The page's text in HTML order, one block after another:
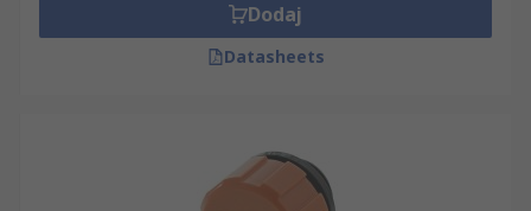
Dodaj
Datasheets